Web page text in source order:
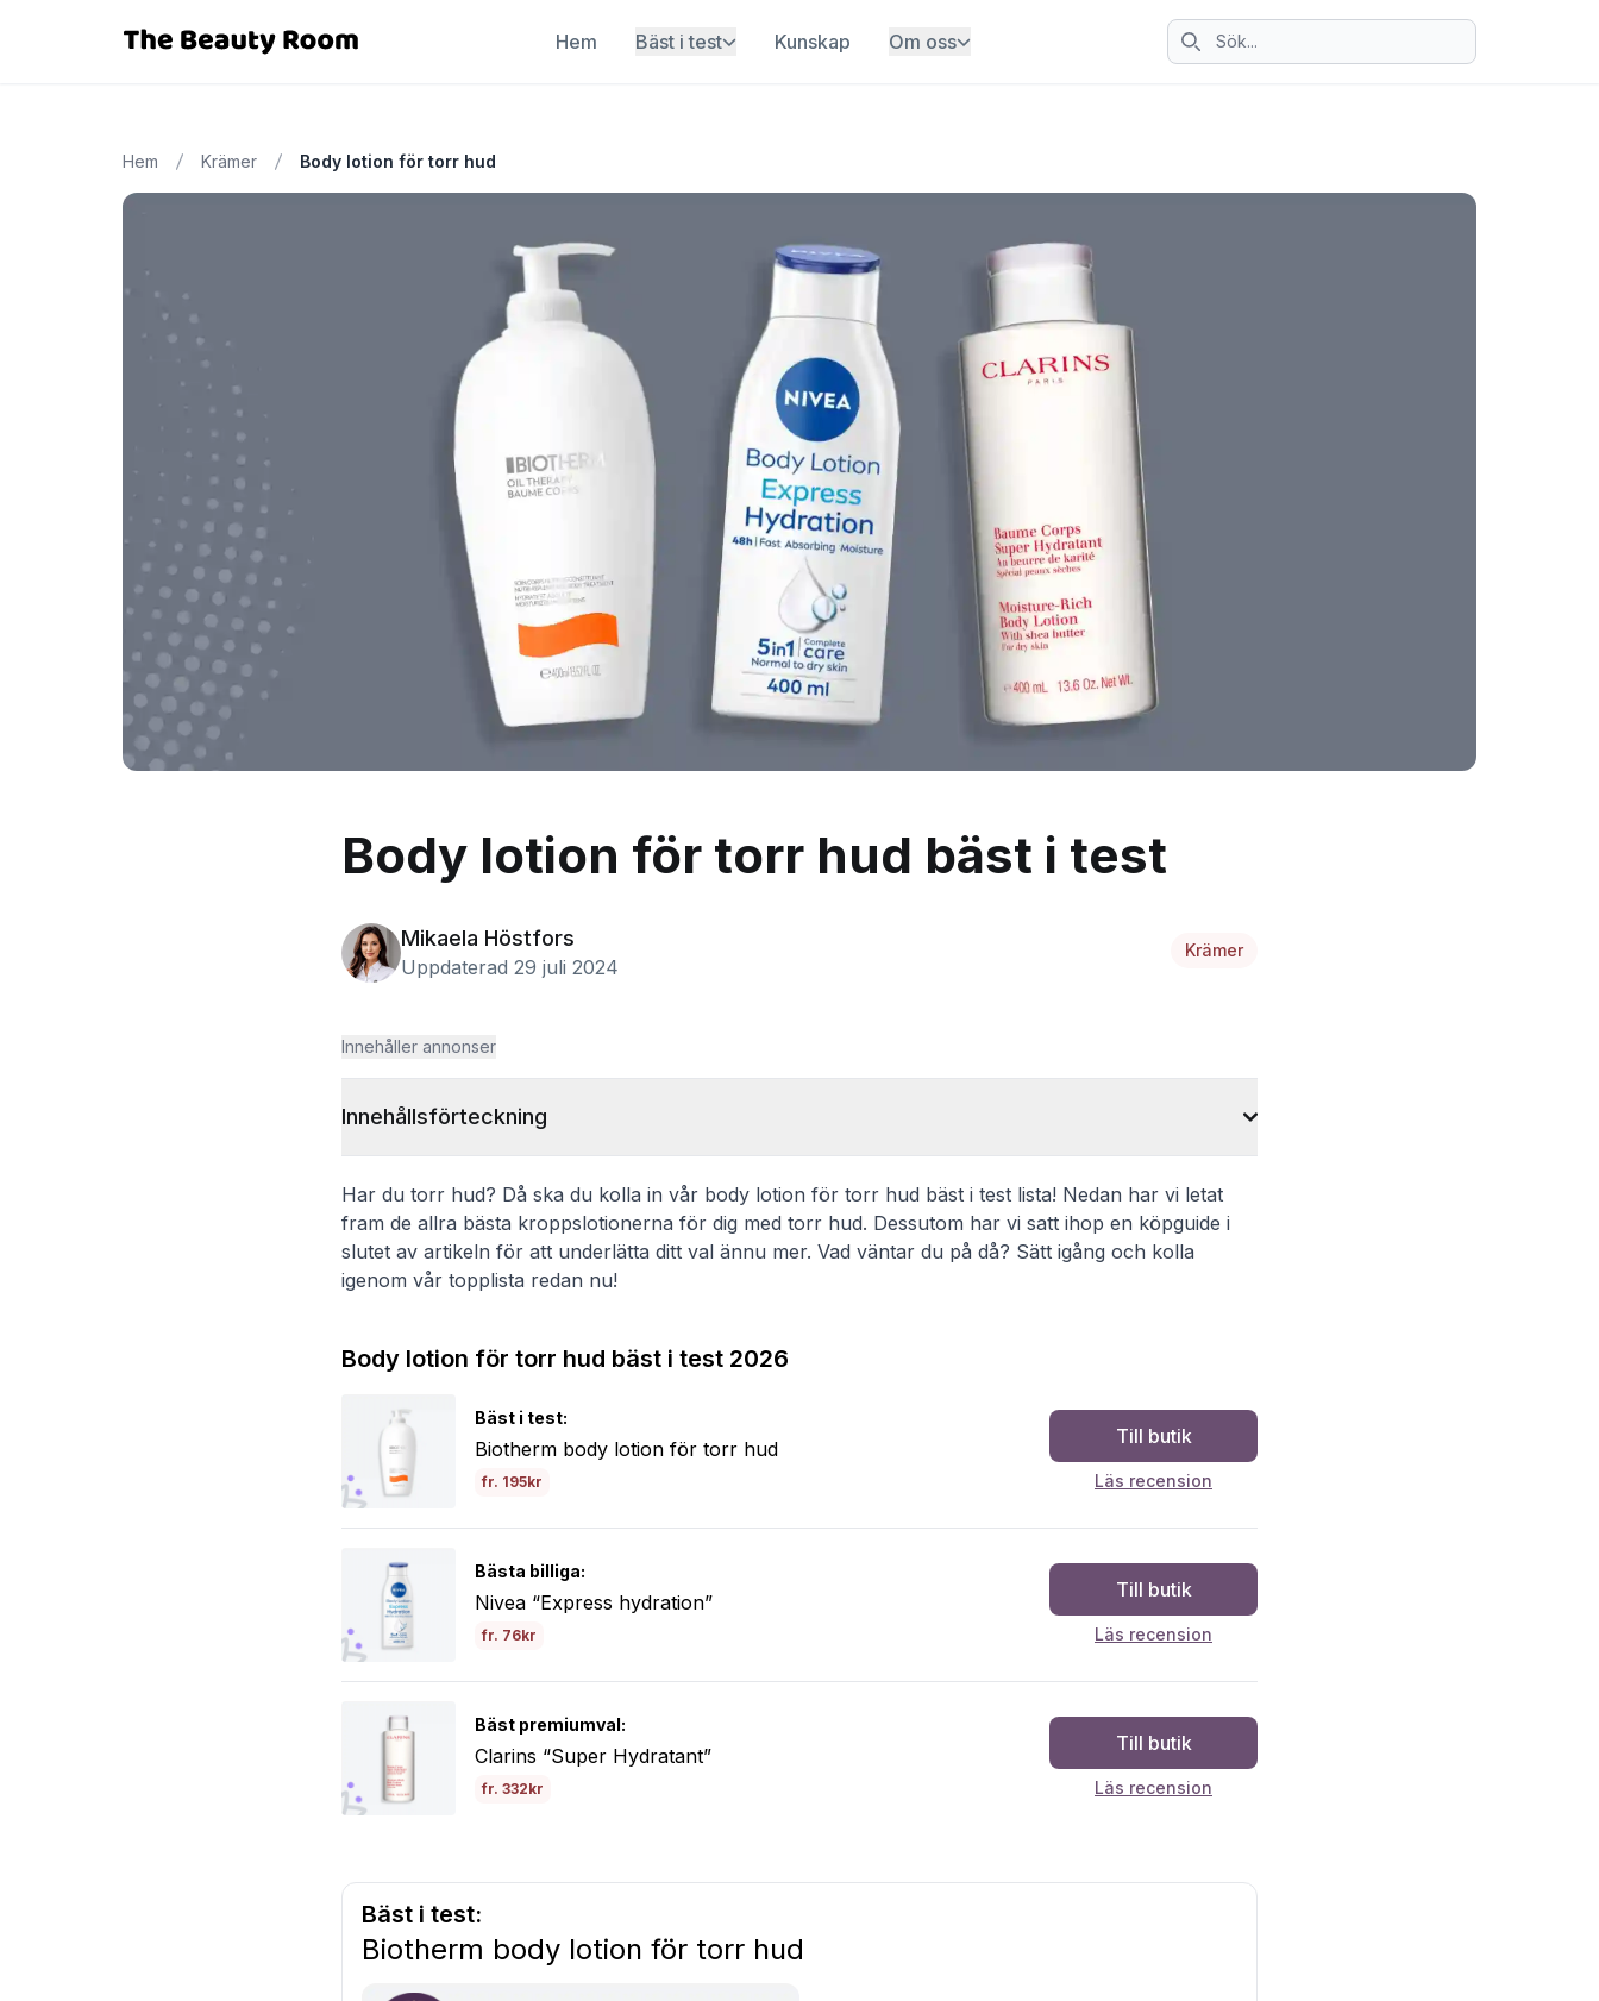
Sök ikon
Hem Bäst i test Kunskap Om oss
Hem Krämer Body lotion för torr hud
Body lotion för torr hud bäst i test
Mikaela Höstfors
Uppdaterad 29 juli 2024
Krämer
Innehåller annonser
Innehållsförteckning
Har du torr hud? Då ska du kolla in vår body lotion för torr hud bäst i test lista! Nedan har vi letat
fram de allra bästa kroppslotionerna för dig med torr hud. Dessutom har vi satt ihop en köpguide i
slutet av artikeln för att underlätta ditt val ännu mer. Vad väntar du på då? Sätt igång och kolla
igenom vår topplista redan nu!
Body lotion för torr hud bäst i test 2026
Bäst i test:
Biotherm body lotion för torr hud
fr. 195kr
Till butik
Läs recension
Bästa billiga:
Nivea “Express hydration”
fr. 76kr
Till butik
Läs recension
Bäst premiumval:
Clarins “Super Hydratant”
fr. 332kr
Till butik
Läs recension
Bäst i test:
Biotherm body lotion för torr hud